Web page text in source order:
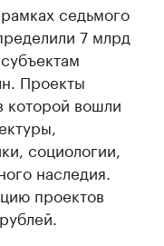
седьмого
7 млрд
Проекты
которой вошли
социологии,
наследия.
проектов